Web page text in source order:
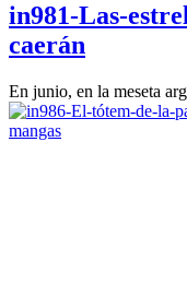
in981-Las-
caerán
En junio, en la meseta